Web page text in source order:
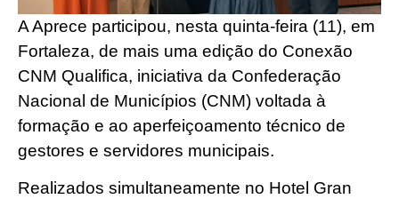
A Aprece participou, nesta quinta-feira (11), em
Fortaleza, de mais uma edição do Conexão
CNM Qualifica, iniciativa da Confederação
Nacional de Municípios (CNM) voltada à
formação e ao aperfeiçoamento técnico de
gestores e servidores municipais.
Realizados simultaneamente no Hotel Gran